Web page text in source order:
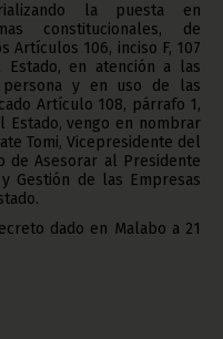
la puesta en
constitucionales, de
Artículos 106, inciso F, 107
en atención a las
persona y en uso de las
Artículo 108, párrafo 1,
Estado, vengo en nombrar
Tomi, Vicepresidente del
de Asesorar al Presidente
Gestión de las Empresas
dado en Malabo a 21